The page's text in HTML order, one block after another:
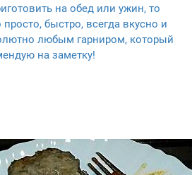
на обед или ужин, то
быстро, всегда вкусно и
любым гарниром, который
на заметку!